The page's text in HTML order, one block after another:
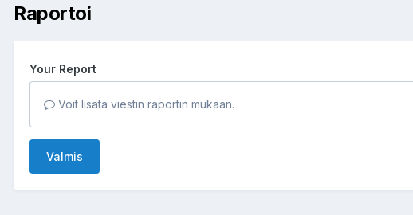
Raportoi
Your Report
Voit lisätä viestin raportin mukaan.
Valmis